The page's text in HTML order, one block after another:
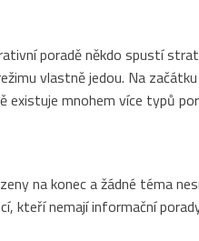
poradě někdo spustí
vlastně jedou. Na
mnohem více typů
na konec a žádné téma
kteří nemají informační